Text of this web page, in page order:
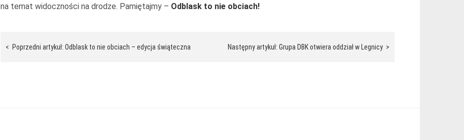
na temat widoczności na drodze. Pamiętajmy – Odblask to nie obciach!
Nawigacja
< Poprzedni artykuł: Odblask to nie obciach – edycja świąteczna Następny artykuł: Grupa DBK otwiera oddział w Legnicy >